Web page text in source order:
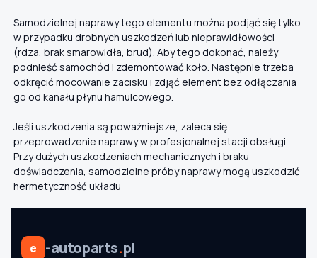
Samodzielnej naprawy tego elementu można podjąć się tylko
w przypadku drobnych uszkodzeń lub nieprawidłowości
(rdza, brak smarowidła, brud). Aby tego dokonać, należy
podnieść samochód i zdemontować koło. Następnie trzeba
odkręcić mocowanie zacisku i zdjąć element bez odłączania
go od kanału płynu hamulcowego.
Jeśli uszkodzenia są poważniejsze, zaleca się
przeprowadzenie naprawy w profesjonalnej stacji obsługi.
Przy dużych uszkodzeniach mechanicznych i braku
doświadczenia, samodzielne próby naprawy mogą uszkodzić
hermetyczność układu
e -autoparts.pl